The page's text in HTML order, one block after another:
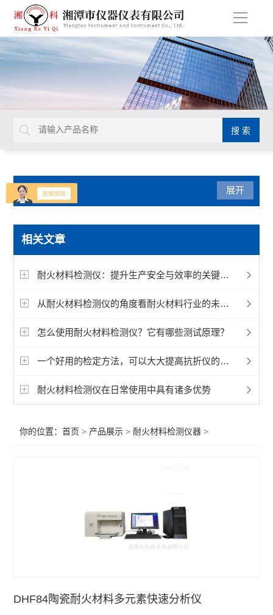
导
产品分类
耐火材料检测仪器
展开
相关文章
耐火材料检测仪：提升生产安全与效率的关键工具
从耐火材料检测仪的角度看耐火材料行业的未来发展趋势
怎么使用耐火材料检测仪？它有哪些测试原理？
一个好用的检定方法，可以大大提高抗折仪的使用
耐火材料检测仪在日常使用中具有诸多优势
你的位置：首页 > 产品展示 > 耐火材料检测仪器 >
DHF84陶瓷耐火材料多元素快速分析仪